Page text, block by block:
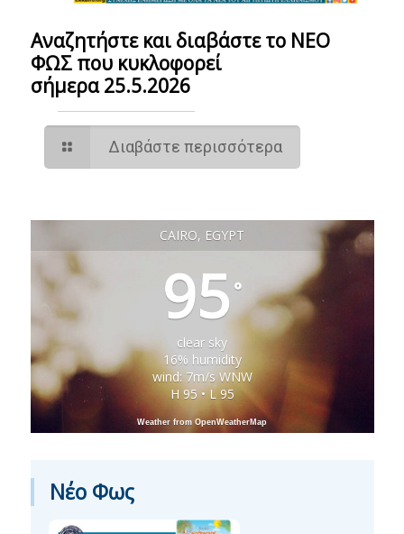
Αναζητήστε και διαβάστε το ΝΕΟ
ΦΩΣ που κυκλοφορεί
σήμερα 25.5.2026
Διαβάστε περισσότερα
CAIRO, EGYPT
95 °
clear sky
16% humidity
wind: 7m/s WNW
H 95 • L 95
Weather from OpenWeatherMap
Νέο Φως